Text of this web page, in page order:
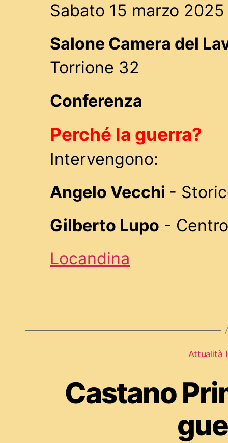
Sabato 15 marzo
Salone Camera del
Torrione 32
Conferenza
Perché la guerra?
Intervengono:
Angelo Vecchi -
Gilberto Lupo -
Locandina
Attualità
Castano